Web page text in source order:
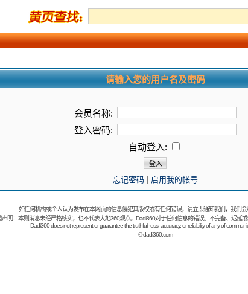
请输入您的用户名及密码
会员名称:
登入密码:
自动登入:
忘记密码| 启用我的帐号
如任何机构或个人认为发布在本网页的信息侵犯其版权或有任何错误，请立即通知我们，我们会
声明：本则消息未经严格核实，也不代表大地360观点。Dadi360对于任何信息的错误、不完备、迟延
Dadi360 does not represent or guarantee the truthfulness, accuracy, or reliability of any of
©dadi360.com